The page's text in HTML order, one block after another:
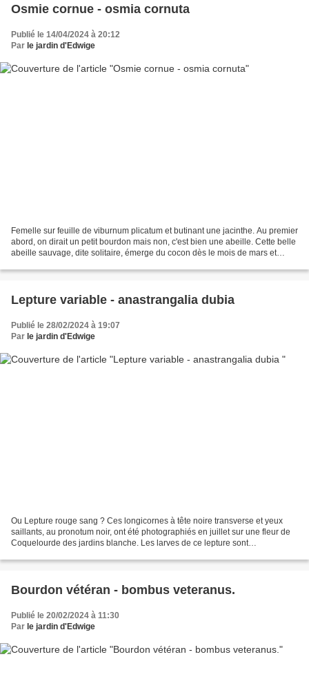
Osmie cornue - osmia cornuta
Publié le 14/04/2024 à 20:12
Par le jardin d'Edwige
Femelle sur feuille de viburnum plicatum et butinant une jacinthe. Au premier
abord, on dirait un petit bourdon mais non, c'est bien une abeille. Cette belle
abeille sauvage, dite solitaire, émerge du cocon dès le mois de mars et
Lepture variable - anastrangalia dubia
Publié le 28/02/2024 à 19:07
Par le jardin d'Edwige
Ou Lepture rouge sang ? Ces longicornes à tête noire transverse et yeux
saillants, au pronotum noir, ont été photographiés en juillet sur une fleur de
Coquelourde des jardins blanche. Les larves de ce lepture sont
Bourdon vétéran - bombus veteranus.
Publié le 20/02/2024 à 11:30
Par le jardin d'Edwige